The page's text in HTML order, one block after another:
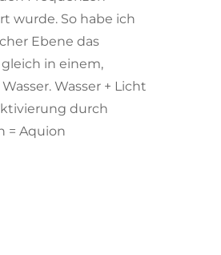
wurde. So habe ich
Ebene das
in einem,
Wasser + Licht
durch
= Aquion